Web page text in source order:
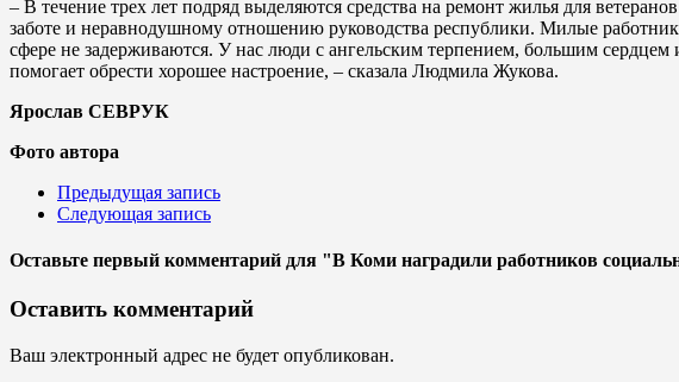
– В течение трех лет подряд выделяются средства на ремонт жилья для
заботе и неравнодушному отношению руководства республики. Милые
сфере не задерживаются. У нас люди с ангельским терпением, большим
помогает обрести хорошее настроение, – сказала Людмила Жукова.
Ярослав СЕВРУК
Фото автора
Предыдущая запись
Следующая запись
Оставьте первый комментарий для "В Коми наградили работников
Оставить комментарий
Ваш электронный адрес не будет опубликован.